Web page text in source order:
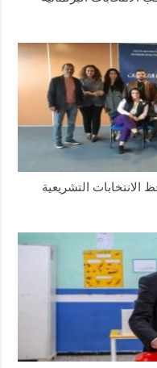
الانتخابات التشريعية